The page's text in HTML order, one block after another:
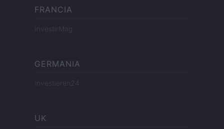
FRANCIA
InvestirMag
GERMANIA
Investieren24
UK